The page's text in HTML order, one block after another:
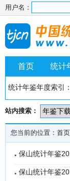
用户名：
首页 统计
统计年鉴年度索引：
站内搜索：
您当前的位置： 首页
保山统计年鉴
保山统计年鉴